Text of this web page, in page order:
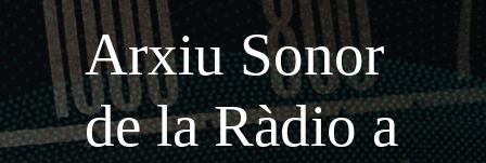
Arxiu Sonor
de la Ràdio a